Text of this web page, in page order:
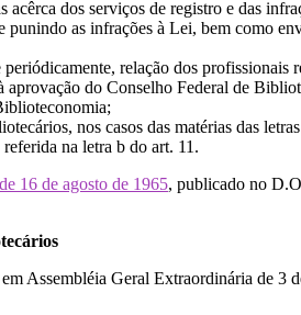
acêrca dos serviços de registro e das
as infrações à Lei, bem como
relação dos profissionais
do Conselho Federal de
nos casos das matérias das
na letra b do art. 11.
16 de agosto de 1965, publicado no
Assembléia Geral Extraordinária de 3